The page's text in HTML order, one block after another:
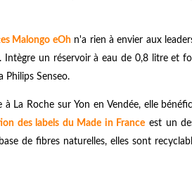
Malongo eOhn'a rien à envier aux
Intègre un réservoir à eau de 0,8 litre et
Philips Senseo.
à La Roche sur Yon en Vendée, elle
des labels du Made in France est un
de fibres naturelles, elles sont